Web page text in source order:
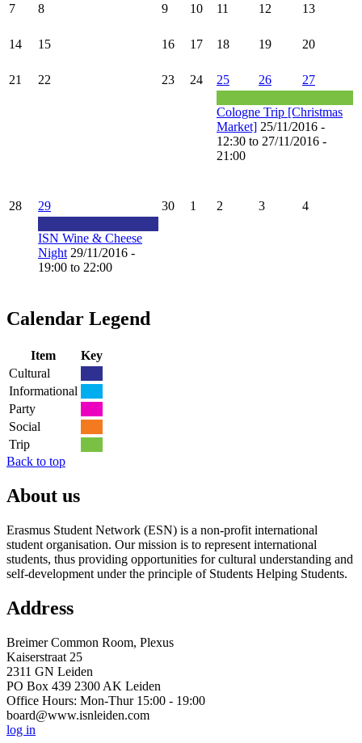
7 8 9 10 11 12 13
14 15 16 17 18 19 20
21 22 23 24 25 26 27
Cologne Trip [Christmas
Market] 25/11/2016 -
12:30 to 27/11/2016 -
21:00
28 29 30 1 2 3 4
ISN Wine & Cheese
Night 29/11/2016 -
19:00 to 22:00
Calendar Legend
Item
Key
Cultural
Informational
Party
Social
Trip
Back to top
About us
Erasmus Student Network (ESN) is a non-profit international
student organisation. Our mission is to represent international
students, thus providing opportunities for cultural understanding and
self-development under the principle of Students Helping Students.
Address
Breimer Common Room, Plexus
Kaiserstraat 25
2311 GN Leiden
PO Box 439 2300 AK Leiden
Office Hours: Mon-Thur 15:00 - 19:00
board@www.isnleiden.com
log in